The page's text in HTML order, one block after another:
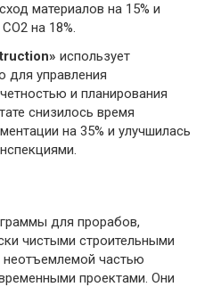
материалов на 15% и
на 18%.
использует
для управления
и планирования
снизилось время
на 35% и улучшилась
для прорабов,
чистыми строительными
неотъемлемой частью
проектами. Они